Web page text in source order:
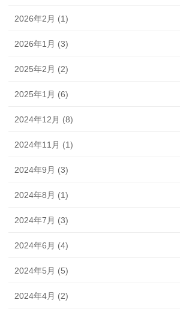
2026年2月 (1)
2026年1月 (3)
2025年2月 (2)
2025年1月 (6)
2024年12月 (8)
2024年11月 (1)
2024年9月 (3)
2024年8月 (1)
2024年7月 (3)
2024年6月 (4)
2024年5月 (5)
2024年4月 (2)